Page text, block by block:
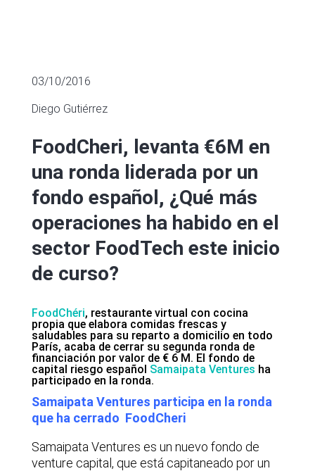
03/10/2016
Diego Gutiérrez
FoodCheri, levanta €6M en
una ronda liderada por un
fondo español, ¿Qué más
operaciones ha habido en el
sector FoodTech este inicio
de curso?
FoodChéri, restaurante virtual con cocina
propia que elabora comidas frescas y
saludables para su reparto a domicilio en todo
París, acaba de cerrar su segunda ronda de
financiación por valor de € 6 M. El fondo de
capital riesgo español Samaipata Ventures ha
participado en la ronda.
Samaipata Ventures participa en la ronda
que ha cerrado FoodCheri
Samaipata Ventures es un nuevo fondo de
venture capital, que está capitaneado por un